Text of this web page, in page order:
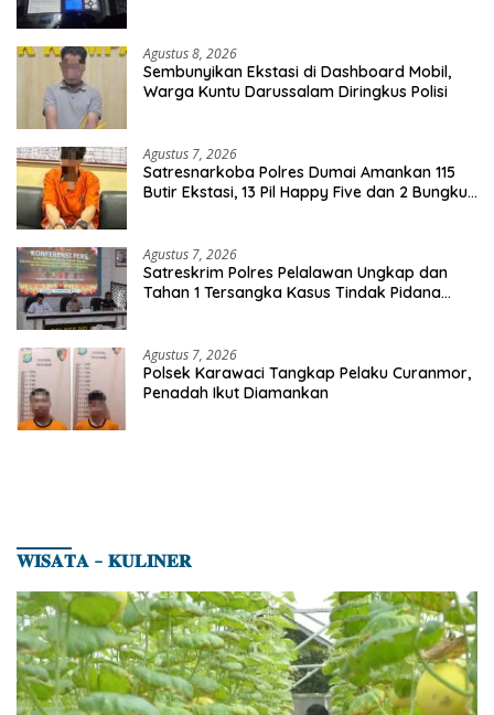
Agustus 8, 2026
Sembunyikan Ekstasi di Dashboard Mobil,
Warga Kuntu Darussalam Diringkus Polisi
Agustus 7, 2026
Satresnarkoba Polres Dumai Amankan 115
Butir Ekstasi, 13 Pil Happy Five dan 2 Bungkus
Agustus 7, 2026
Satreskrim Polres Pelalawan Ungkap dan
Tahan 1 Tersangka Kasus Tindak Pidana
Agustus 7, 2026
Polsek Karawaci Tangkap Pelaku Curanmor,
Penadah Ikut Diamankan
𝐖𝐈𝐒𝐀𝐓𝐀 – 𝐊𝐔𝐋𝐈𝐍𝐄𝐑